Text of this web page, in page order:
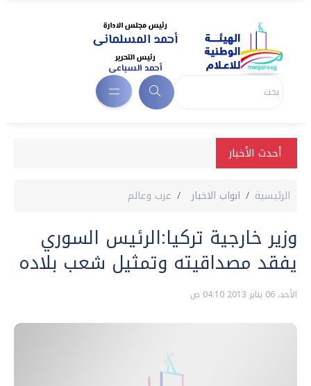
أحدث الأخبار
الرئيسية ابواب الاخبار عرب وعالم
وزير خارجية تركيا:الرئيس السوري
يفقد مصداقيته وتمثيل شعب بلاده
الأحد، 06 يناير 2013 04:10 ص